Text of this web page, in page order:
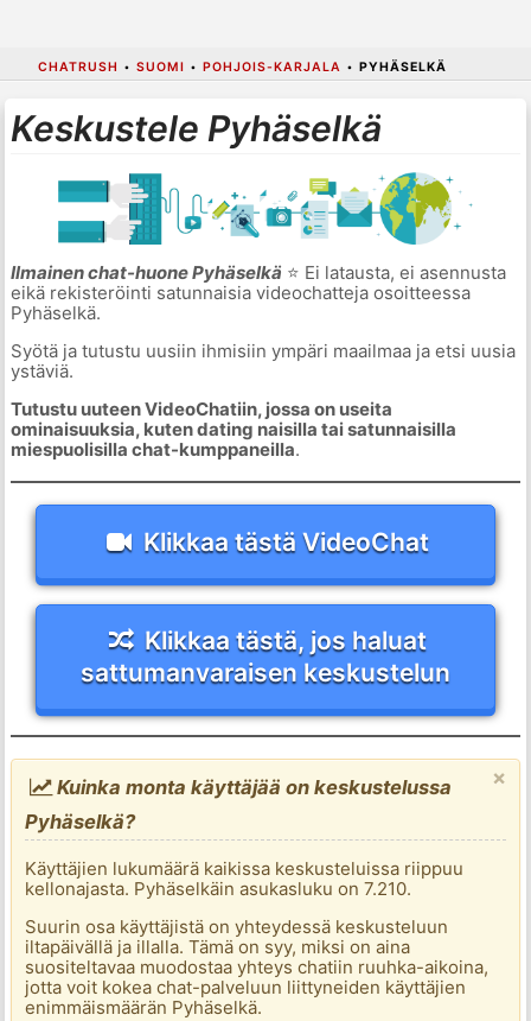
CHATRUSH • SUOMI • POHJOIS-KARJALA • PYHÄSELKÄ
Keskustele Pyhäselkä
Ilmainen chat-huone Pyhäselkä ⭐ Ei latausta, ei asennusta
eikä rekisteröinti satunnaisia videochatteja osoitteessa
Pyhäselkä.
Syötä ja tutustu uusiin ihmisiin ympäri maailmaa ja etsi uusia
ystäviä.
Tutustu uuteen VideoChatiin, jossa on useita
ominaisuuksia, kuten dating naisilla tai satunnaisilla
miespuolisilla chat-kumppaneilla.
Klikkaa tästä VideoChat
Klikkaa tästä, jos haluat
sattumanvaraisen keskustelun
×
Kuinka monta käyttäjää on keskustelussa
Pyhäselkä?
Käyttäjien lukumäärä kaikissa keskusteluissa riippuu
kellonajasta. Pyhäselkäin asukasluku on 7.210.
Suurin osa käyttäjistä on yhteydessä keskusteluun
iltapäivällä ja illalla. Tämä on syy, miksi on aina
suositeltavaa muodostaa yhteys chatiin ruuhka-aikoina,
jotta voit kokea chat-palveluun liittyneiden käyttäjien
enimmäismäärän Pyhäselkä.